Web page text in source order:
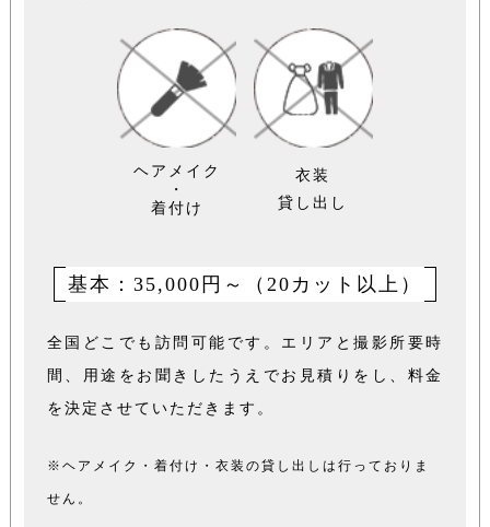
ヘアメイク
・
着付け
衣装
貸し出し
基本：35,000円～（20カット以上）
全国どこでも訪問可能です。 エリアと撮影所要時
間、用途をお聞きしたうえで お見積りをし、料金
を決定させていただきます。
※ヘアメイク・着付け・衣装の貸し出しは行っておりま
せん。